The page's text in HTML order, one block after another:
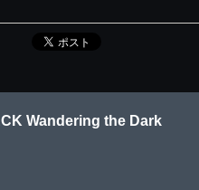
Wandering the Dark